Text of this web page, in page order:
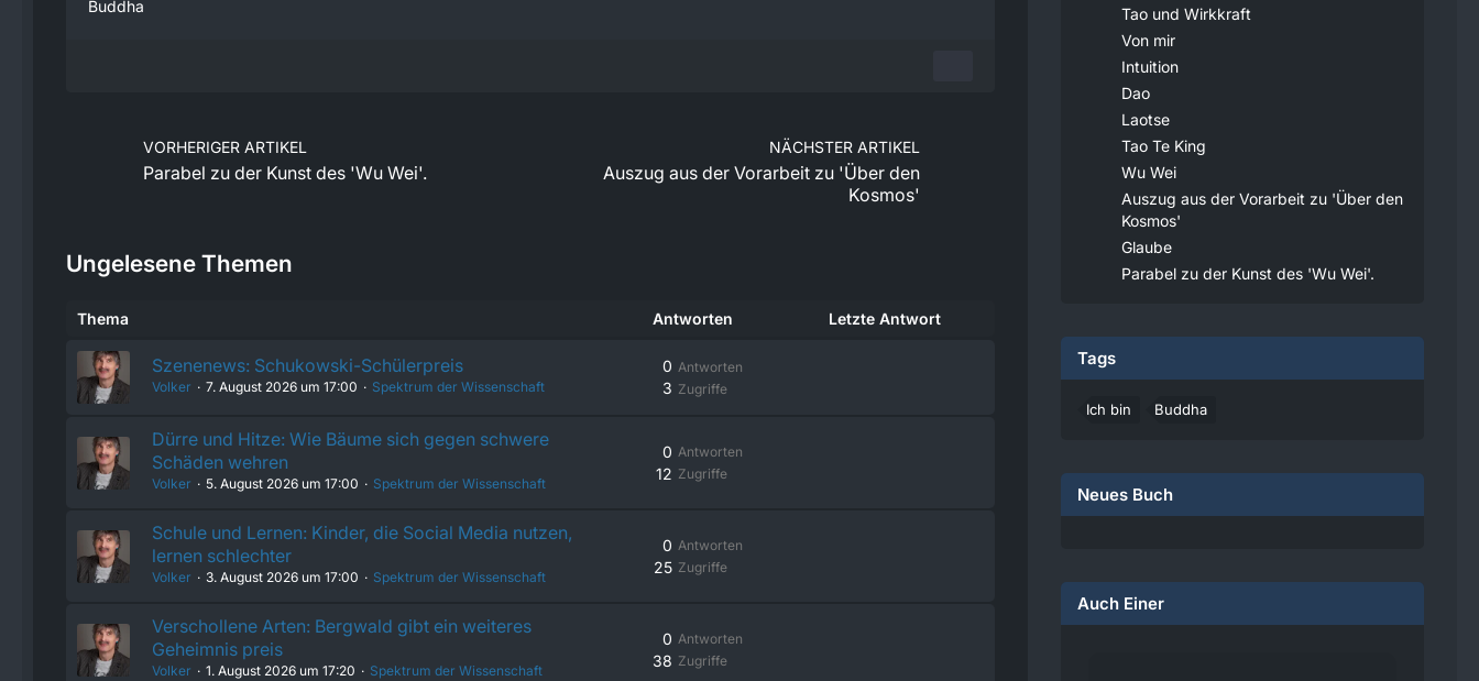
Buddha
VORHERIGER ARTIKEL
​Parabel zu der Kunst des 'Wu Wei'.
NÄCHSTER ARTIKEL
Auszug aus der Vorarbeit zu 'Über den
Kosmos'
Ungelesene Themen
Thema Antworten Letzte Antwort
Szenenews: Schukowski-Schülerpreis
Volker 7. August 2026 um 17:00 Spektrum der Wissenschaft
Antworten
0
Zugriffe
3
Dürre und Hitze: Wie Bäume sich gegen schwere
Schäden wehren
Volker 5. August 2026 um 17:00 Spektrum der Wissenschaft
Antworten
0
Zugriffe
12
Schule und Lernen: Kinder, die Social Media nutzen,
lernen schlechter
Volker 3. August 2026 um 17:00 Spektrum der Wissenschaft
Antworten
0
Zugriffe
25
Verschollene Arten: Bergwald gibt ein weiteres
Geheimnis preis
Volker 1. August 2026 um 17:20 Spektrum der Wissenschaft
Antworten
0
Zugriffe
38
Tao und Wirkkraft
Von mir
Intuition
Dao
Laotse
Tao Te King
Wu Wei
Auszug aus der Vorarbeit zu 'Über den
Kosmos'
Glaube
​Parabel zu der Kunst des 'Wu Wei'.
Tags
Ich bin Buddha
Neues Buch
Auch Einer